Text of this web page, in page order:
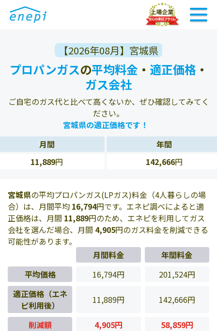
【2026年08月】宮城県
プロパンガスの平均料金 ・ 適正価格 ・
ガス会社
ご自宅のガス代と比べて高くないか、ぜひ確認してみてく
ださい。
宮城県の適正価格です！
月間
年間
11,889円 142,666円
宮城県の平均プロパンガス(LPガス)料金（4人暮らしの場
合）は、月間平均 16,794円です。エネピ調べによると適
正価格は、月間 11,889円のため、エネピを利用してガス
会社を選んだ場合、月間 4,905円のガス料金を削減できる
可能性があります。
月間料金
年間料金
平均価格
16,794円
201,524円
適正価格（エネ
ピ利用後）
11,889円 142,666円
削減額 4,905円 58,859円